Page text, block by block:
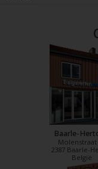
Baarle-
Molenstraat
2387 Baarle-
België